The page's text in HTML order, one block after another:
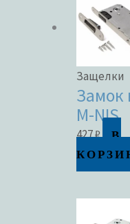
Защелки
Замок
M-NIS
427₽
В